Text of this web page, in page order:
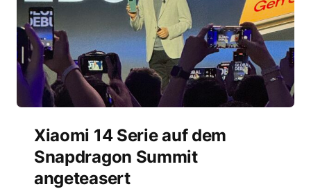
Xiaomi 14 Serie auf dem
Snapdragon Summit
angeteasert